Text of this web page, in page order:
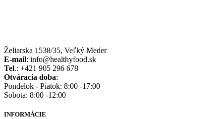
Želiarska 1538/35, Veľký Meder
E-mail: info@healthyfood.sk
Tel.: +421 905 296 678
Otváracia doba:
Pondelok - Piatok: 8:00 -17:00
Sobota: 8:00 -12:00
INFORMÁCIE